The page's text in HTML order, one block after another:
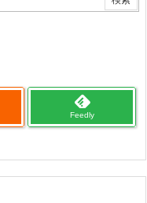
Feedly